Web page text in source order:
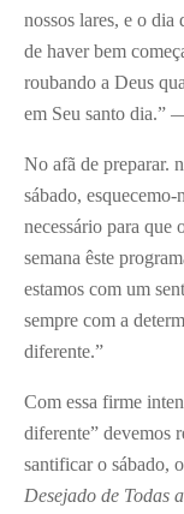
nossos lares, e o dia
de haver bem
roubando a Deus
em Seu santo dia.”
No afã de preparar.
sábado,
necessário para que
semana êste
estamos com um
sempre com a
diferente.”
Com essa firme
diferente” devemos
santificar o sábado,
Desejado de Todas